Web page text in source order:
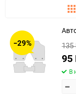
−29% 135
95
В